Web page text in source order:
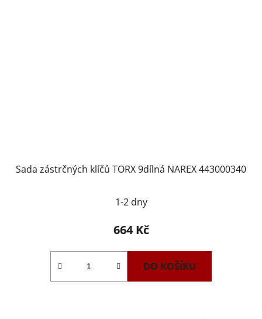
Sada zástrčných klíčů TORX 9dílná NAREX 443000340
1-2 dny
664 Kč
DO KOŠÍKU